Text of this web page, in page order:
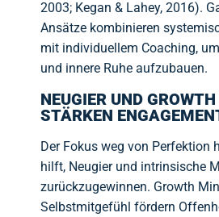
2003; Kegan & Lahey, 2016).
Ansätze kombinieren
mit individuellem Coaching,
und innere Ruhe aufzubauen.
NEUGIER UND
STÄRKEN
Der Fokus weg von Perfektion
hilft, Neugier und intrinsische
zurückzugewinnen. Growth
Selbstmitgefühl fördern